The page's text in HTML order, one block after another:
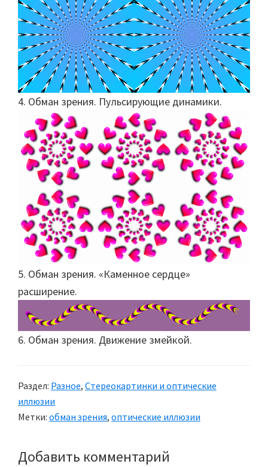
4. Обман зрения. Пульсирующие динамики.
5. Обман зрения. «Каменное сердце»
расширение.
6. Обман зрения. Движение змейкой.
Раздел: Разное, Стереокартинки и оптические
иллюзии
Метки: обман зрения, оптические иллюзии
Reader
Добавить комментарий